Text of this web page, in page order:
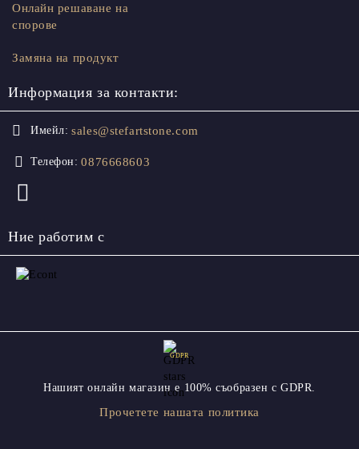
Онлайн решаване на
спорове
Замяна на продукт
Информация за контакти:
Имейл: sales@stefartstone.com
Телефон: 0876668603
Ние работим с
GDPR
Нашият онлайн магазин е 100% съобразен с GDPR.
Прочетете нашата политика